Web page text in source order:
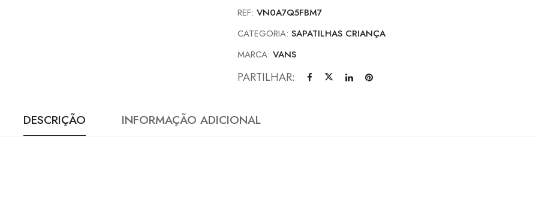
REF:VN0A7Q5FBM7
CATEGORIA:SAPATILHAS CRIANÇA
MARCA:VANS
PARTILHAR:
DESCRIÇÃO INFORMAÇÃO ADICIONAL